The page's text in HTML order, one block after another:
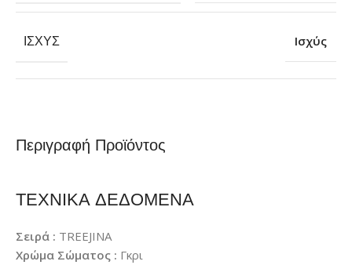
Περιγραφή Προϊόντος
ΤΕΧΝΙΚΑ ΔΕΔΟΜΕΝΑ
Σειρά : TREEJINA
Χρώμα Σώματος : Γκρι
ΙΣΧΎΣ Ισχύς